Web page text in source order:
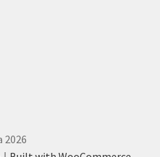
2026